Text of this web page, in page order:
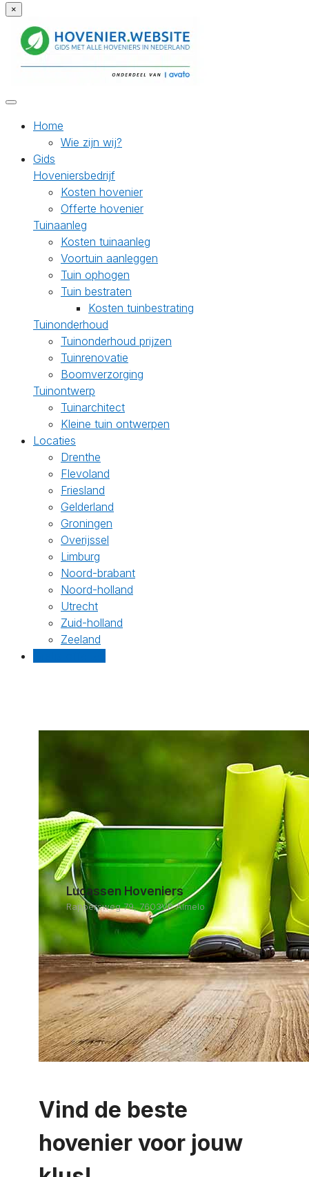
×
Home
Wie zijn wij?
Gids
Hoveniersbedrijf
Kosten hovenier
Offerte hovenier
Tuinaanleg
Kosten tuinaanleg
Voortuin aanleggen
Tuin ophogen
Tuin bestraten
Kosten tuinbestrating
Tuinonderhoud
Tuinonderhoud prijzen
Tuinrenovatie
Boomverzorging
Tuinontwerp
Tuinarchitect
Kleine tuin ontwerpen
Locaties
Drenthe
Flevoland
Friesland
Gelderland
Groningen
Overijssel
Limburg
Noord-brabant
Noord-holland
Utrecht
Zuid-holland
Zeeland
Lucassen Hoveniers
Rappersweg 79, 7603VP Almelo
Vind de beste
hovenier voor jouw